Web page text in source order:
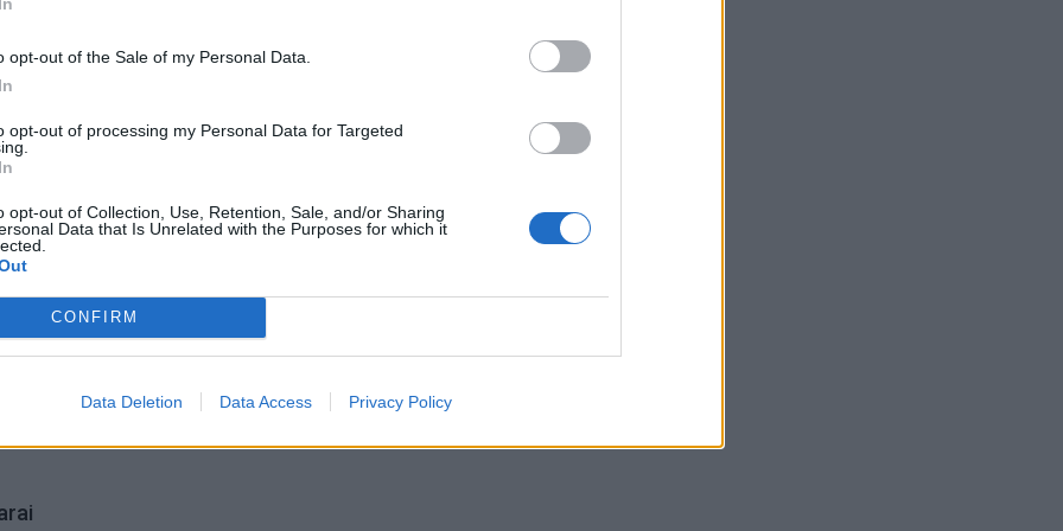
opt-out of the Sale of my Personal Data.
opt-out of processing my Personal Data for Targeted
opt-out of Collection, Use, Retention, Sale, and/or Sharing
Data that Is Unrelated with the Purposes for which it
CONFIRM
Data Deletion Data Access Privacy Policy
Laive planuoja apgyvendinti 80 tūkstančių žmonių: kaip
Nemalonus kvapas šaldytuve dings be chemijos: ką įdėti į
Kas nutiks organizmui, jei alų gersite kiekvieną dieną
įvykiai žūtys statistika